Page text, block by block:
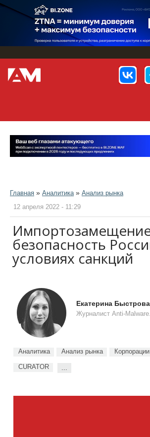
Перейти
основному
Главная » Аналитика » Анализ рынка
12 апреля 2022 - 11:29
безопасность
условиях санкций
Екатерина Быстрова
Журналист Anti-
Аналитика Анализ рынка Корпорации
CURATOR ...